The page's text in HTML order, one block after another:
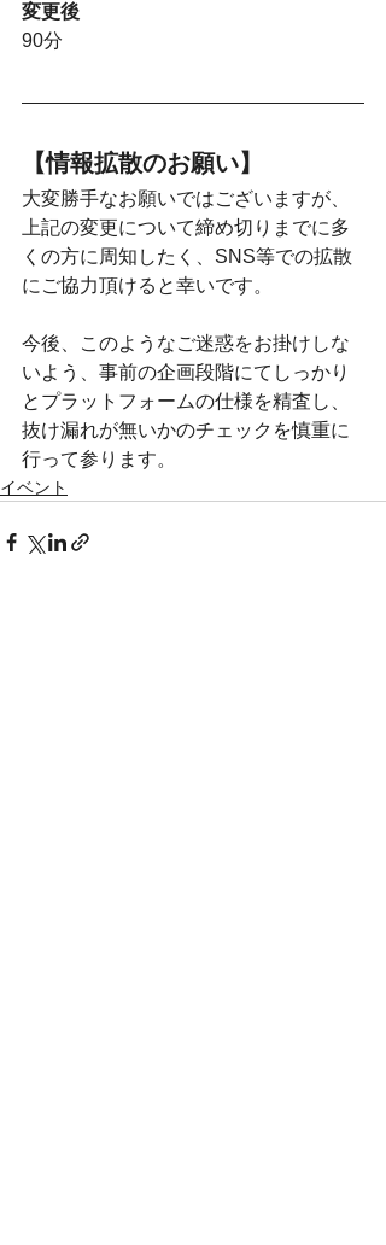
変更後
90分
【情報拡散のお願い】
大変勝手なお願いではございますが、
上記の変更について締め切りまでに多
くの方に周知したく、SNS等での拡散
にご協力頂けると幸いです。
今後、このようなご迷惑をお掛けしな
いよう、事前の企画段階にてしっかり
とプラットフォームの仕様を精査し、
抜け漏れが無いかのチェックを慎重に
行って参ります。
イベント